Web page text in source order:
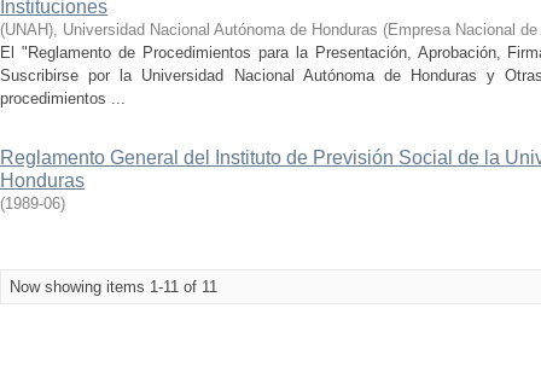
Instituciones
(UNAH), Universidad Nacional Autónoma de Honduras (Empresa Nacional
El "Reglamento de Procedimientos para la Presentación, Aprobación,
Suscribirse por la Universidad Nacional Autónoma de Honduras y
procedimientos ...
Reglamento General del Instituto de Previsión Social de la
Honduras
(1989-06)
Now showing items 1-11 of 11